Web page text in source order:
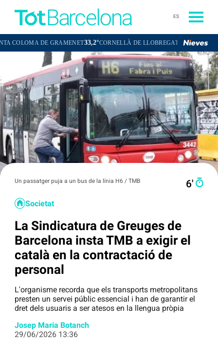
ES
DE GRAMENET33,2°CORNELLÀ DE LLOBREGAT34,1°SANT BOI DE
Un passatger puja a un bus de la línia H6 / TMB 6′
Societat
La Sindicatura de Greuges de
Barcelona insta TMB a exigir el
català en la contractació de
personal
L'organisme recorda que els transports metropolitans
presten un servei públic essencial i han de garantir el
dret dels usuaris a ser atesos en la llengua pròpia
Josep Maria Botanch
29/06/2026 13:36